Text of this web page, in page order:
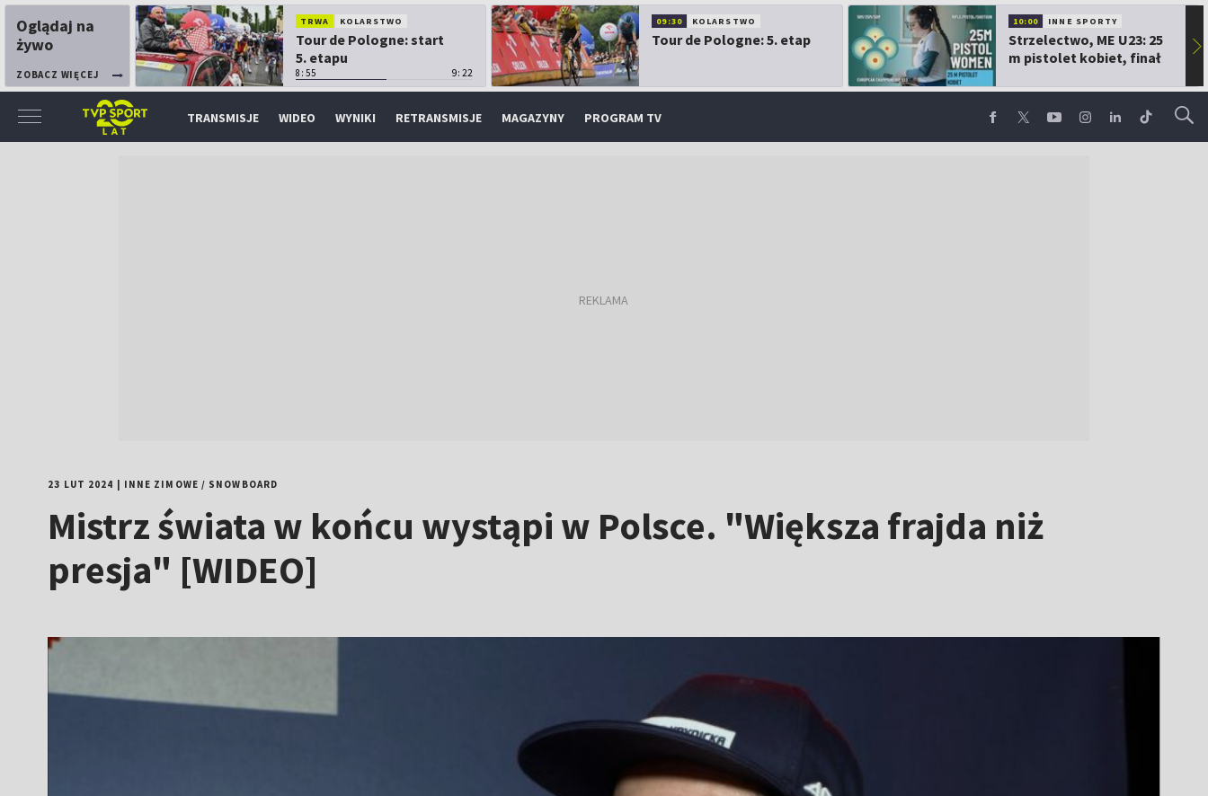
Oglądaj na
żywo
ZOBACZ WIĘCEJ
TRWA KOLARSTWO
Tour de Pologne: start
5. etapu
8:55 9:22
09:30 KOLARSTWO
Tour de Pologne: 5. etap
10:00 INNE SPORTY
Strzelectwo, ME U23: 25
m pistolet kobiet, finał
▶
TRANSMISJE WIDEO WYNIKI RETRANSMISJE MAGAZYNY PROGRAM TV
23 LUT 2024 INNE ZIMOWE / SNOWBOARD
Mistrz świata w końcu wystąpi w Polsce. "Większa frajda niż
presja" [WIDEO]